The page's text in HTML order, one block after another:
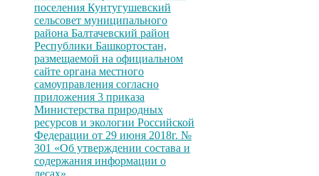
поселения Кунтугушевский
сельсовет муниципального
района Балтачевский район
Республики Башкортостан,
размещаемой на официальном
сайте органа местного
самоуправления согласно
приложения 3 приказа
Министерства природных
ресурсов и экологии Российской
Федерации от 29 июня 2018г. №
301 «Об утверждении состава и
содержания информации о